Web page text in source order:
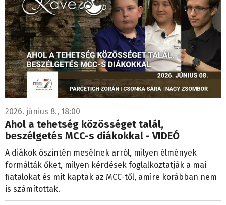
2026. június 8., 18:00
Ahol a tehetség közösséget talál,
beszélgetés MCC-s diákokkal - VIDEÓ
A diákok őszintén mesélnek arról, milyen élmények
formálták őket, milyen kérdések foglalkoztatják a mai
fiatalokat és mit kaptak az MCC-től, amire korábban nem
is számítottak.